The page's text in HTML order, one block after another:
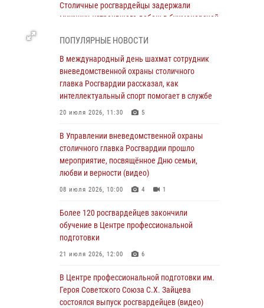
Столичные росгвардейцы задержали
мужчину, устроившего дебош в букмекерской
Московские росгвардейцы обеспечили
безопасность проведения футбольного матча
Кубка России (Видео)
05 августа 2026, 12:35
Делегация МВД Республики Беларусь
ознакомилась с передовыми методами
работы Росгвардии в Москве (видео)
04 августа 2026, 18:16 5
чемпионат по самбо и боевому самбо.
(видео)
04 августа 2026, 14:00
эфира на «Радио Москвы» и рассказал о
работе дежурных частей
04 августа 2026, 12:28
ПОПУЛЯРНЫЕ НОВОСТИ
В международный день шахмат сотрудник
вневедомственной охраны столичного
главка Росгвардии рассказал, как
интеллектуальный спорт помогает в службе
20 июля 2026, 11:30 5
В Управлении вневедомственной охраны
столичного главка Росгвардии прошло
мероприятие, посвящённое Дню семьи,
любви и верности (видео)
08 июля 2026, 10:00 4 1
Более 120 росгвардейцев закончили
обучение в Центре профессиональной
подготовки
21 июля 2026, 12:00 6
В Центре профессиональной подготовки им.
Героя Советского Союза С.Х. Зайцева
состоялся выпуск росгвардейцев (видео)